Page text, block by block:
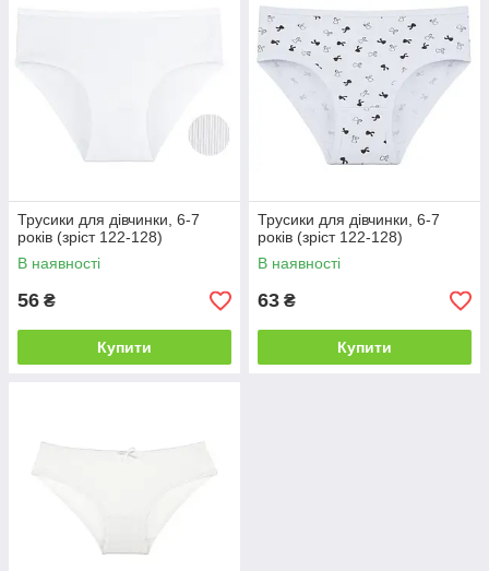
Трусики для дівчинки, 6-7
років (зріст 122-128)
В наявності
56 ₴
Купити
Трусики для дівчинки, 6-7
років (зріст 122-128)
В наявності
63 ₴
Купити